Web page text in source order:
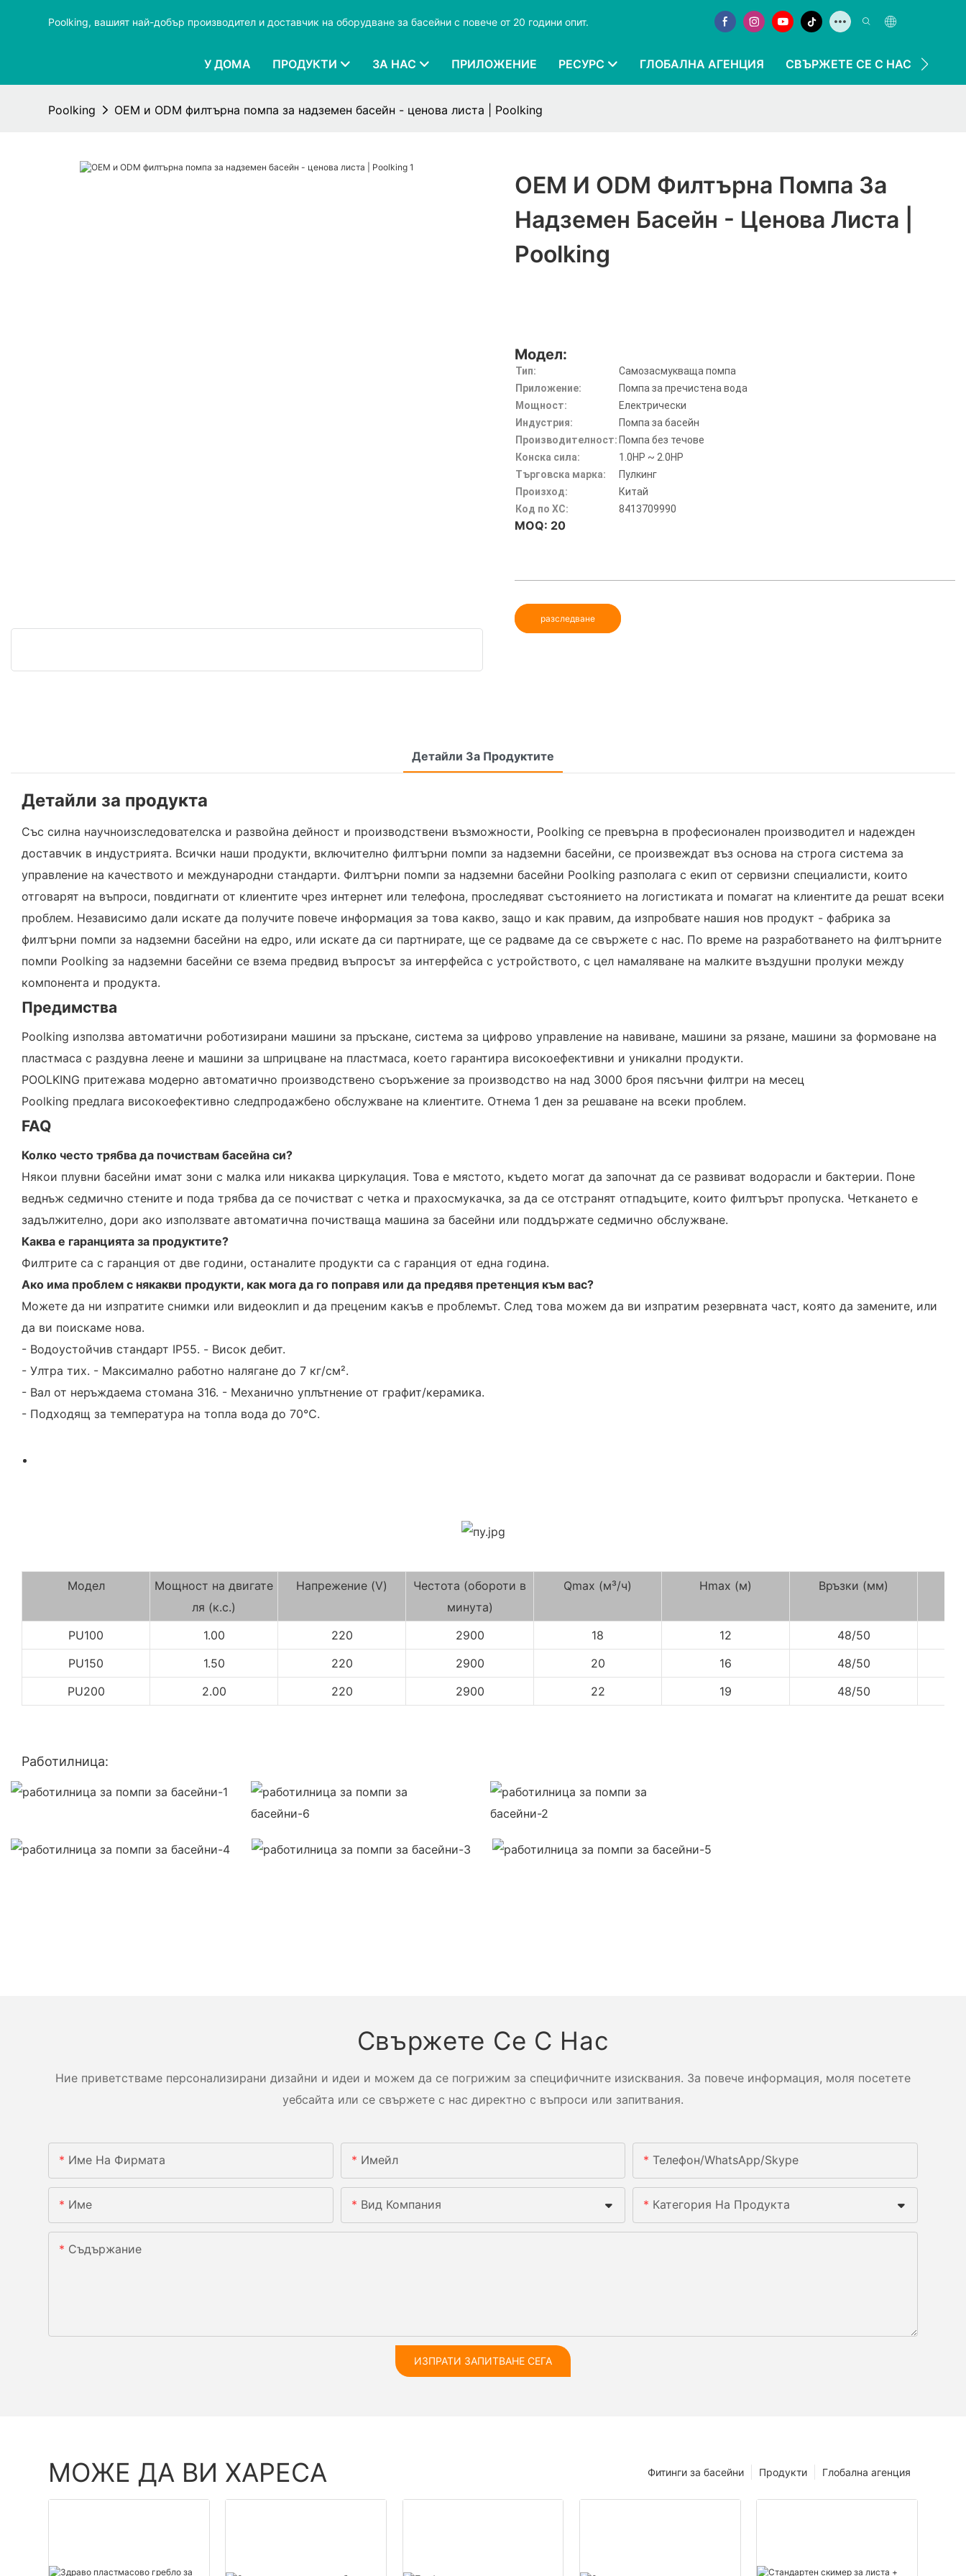
Poolking, вашият най-добър производител и доставчик на оборудване за басейни с повече от 20 години опит.
У ДОМА ПРОДУКТИ ЗА НАС ПРИЛОЖЕНИЕ РЕСУРС ГЛОБАЛНА АГЕНЦИЯ СВЪРЖЕТЕ СЕ С НАС
Poolking OEM и ODM филтърна помпа за надземен басейн - ценова листа | Poolking
OEM И ODM Филтърна Помпа За
Надземен Басейн - Ценова Листа |
Poolking
Модел:
Тип:
Самозасмукваща помпа
Приложение:
Помпа за пречистена вода
Мощност:
Електрически
Индустрия:
Помпа за басейн
Производителност: Помпа без течове
Конска сила:
1.0HP ~ 2.0HP
Търговска марка:
Пулкинг
Произход:
Китай
Код по ХС:
8413709990
MOQ: 20
разследване
Детайли За Продуктите
Детайли за продукта
Със силна научноизследователска и развойна дейност и производствени възможности, Poolking се превърна в професионален производител и надежден
доставчик в индустрията. Всички наши продукти, включително филтърни помпи за надземни басейни, се произвеждат въз основа на строга система за
управление на качеството и международни стандарти. Филтърни помпи за надземни басейни Poolking разполага с екип от сервизни специалисти, които
отговарят на въпроси, повдигнати от клиентите чрез интернет или телефона, проследяват състоянието на логистиката и помагат на клиентите да решат всеки
проблем. Независимо дали искате да получите повече информация за това какво, защо и как правим, да изпробвате нашия нов продукт - фабрика за
филтърни помпи за надземни басейни на едро, или искате да си партнирате, ще се радваме да се свържете с нас. По време на разработването на филтърните
помпи Poolking за надземни басейни се взема предвид въпросът за интерфейса с устройството, с цел намаляване на малките въздушни пролуки между
компонента и продукта.
Предимства
Poolking използва автоматични роботизирани машини за пръскане, система за цифрово управление на навиване, машини за рязане, машини за формоване на
пластмаса с раздувна леене и машини за шприцване на пластмаса, което гарантира високоефективни и уникални продукти.
POOLKING притежава модерно автоматично производствено съоръжение за производство на над 3000 броя пясъчни филтри на месец
Poolking предлага високоефективно следпродажбено обслужване на клиентите. Отнема 1 ден за решаване на всеки проблем.
FAQ
Колко често трябва да почиствам басейна си?
Някои плувни басейни имат зони с малка или никаква циркулация. Това е мястото, където могат да започнат да се развиват водорасли и бактерии. Поне
веднъж седмично стените и пода трябва да се почистват с четка и прахосмукачка, за да се отстранят отпадъците, които филтърът пропуска. Четкането е
задължително, дори ако използвате автоматична почистваща машина за басейни или поддържате седмично обслужване.
Каква е гаранцията за продуктите?
Филтрите са с гаранция от две години, останалите продукти са с гаранция от една година.
Ако има проблем с някакви продукти, как мога да го поправя или да предявя претенция към вас?
Можете да ни изпратите снимки или видеоклип и да преценим какъв е проблемът. След това можем да ви изпратим резервната част, която да замените, или
да ви поискаме нова.
- Водоустойчив стандарт IP55. - Висок дебит.
- Ултра тих. - Максимално работно налягане до 7 кг/см².
- Вал от неръждаема стомана 316. - Механично уплътнение от графит/керамика.
- Подходящ за температура на топла вода до 70℃.
Модел
Мощност на двигате
ля (к.с.)
Напрежение (V)
Честота (обороти в
минута)
Qmax (м³/ч) Hmax (м) Връзки (мм)
PU100 1.00 220 2900 18 12 48/50
PU150
1.50 220 2900 20 16 48/50
PU200
2.00 220 2900 22 19 48/50
Работилница:
Свържете Се С Нас
Ние приветстваме персонализирани дизайни и идеи и можем да се погрижим за специфичните изисквания. За повече информация, моля посетете
уебсайта или се свържете с нас директно с въпроси или запитвания.
Име На Фирмата Имейл Телефон/WhatsApp/Skype
Име Вид Компания Категория На Продукта
Съдържание
ИЗПРАТИ ЗАПИТВАНЕ СЕГА
МОЖЕ ДА ВИ ХАРЕСА Глобална агенция
Продукти
Фитинги за басейни